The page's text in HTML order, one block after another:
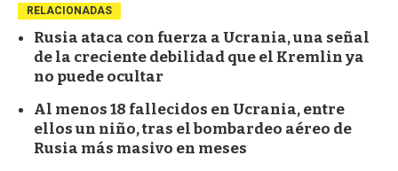
RELACIONADAS
Rusia ataca con fuerza a Ucrania, una señal
de la creciente debilidad que el Kremlin ya
no puede ocultar
Al menos 18 fallecidos en Ucrania, entre
ellos un niño, tras el bombardeo aéreo de
Rusia más masivo en meses